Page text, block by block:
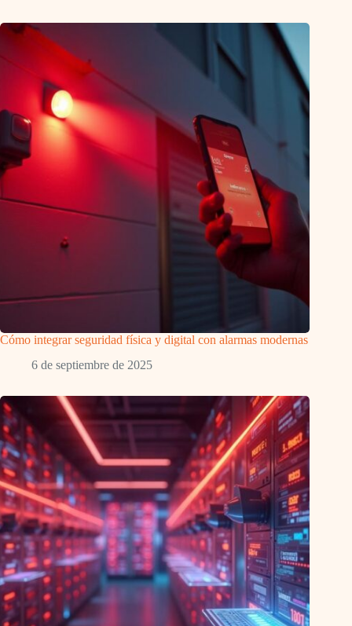
Cómo integrar seguridad física y digital con alarmas modernas
6 de septiembre de 2025